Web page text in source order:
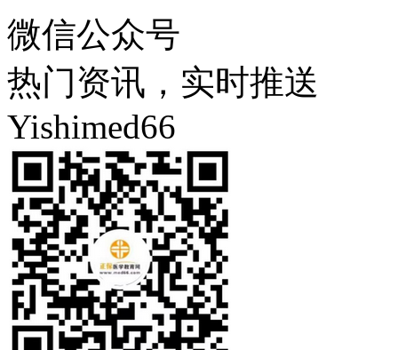
微信公众号
热门资讯，实时推送
Yishimed66